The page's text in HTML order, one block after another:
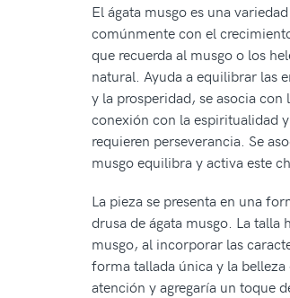
El ágata musgo es una
comúnmente con el
que recuerda al musgo o los
natural. Ayuda a equilibrar las
y la prosperidad, se asocia
conexión con la espiritualidad
requieren perseverancia. Se
musgo equilibra y activa este
La pieza se presenta en una
drusa de ágata musgo. La talla
musgo, al incorporar las
forma tallada única y la
atención y agregaría un toque